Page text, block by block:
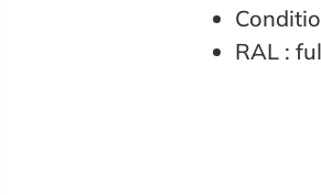
RAL :